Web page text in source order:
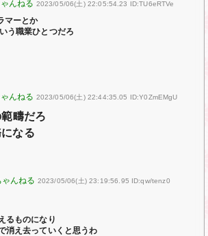
2023/05/06(土) 22:05:54.23 ID:TU6eRTVe
マーとか
う職業ひとつだろ
2023/05/06(土) 22:44:35.05 ID:Y0ZmEMgU
範疇だろ
なる
2023/05/06(土) 23:19:56.95 ID:qw/tenz0
るものになり
消え去っていくと思うわ